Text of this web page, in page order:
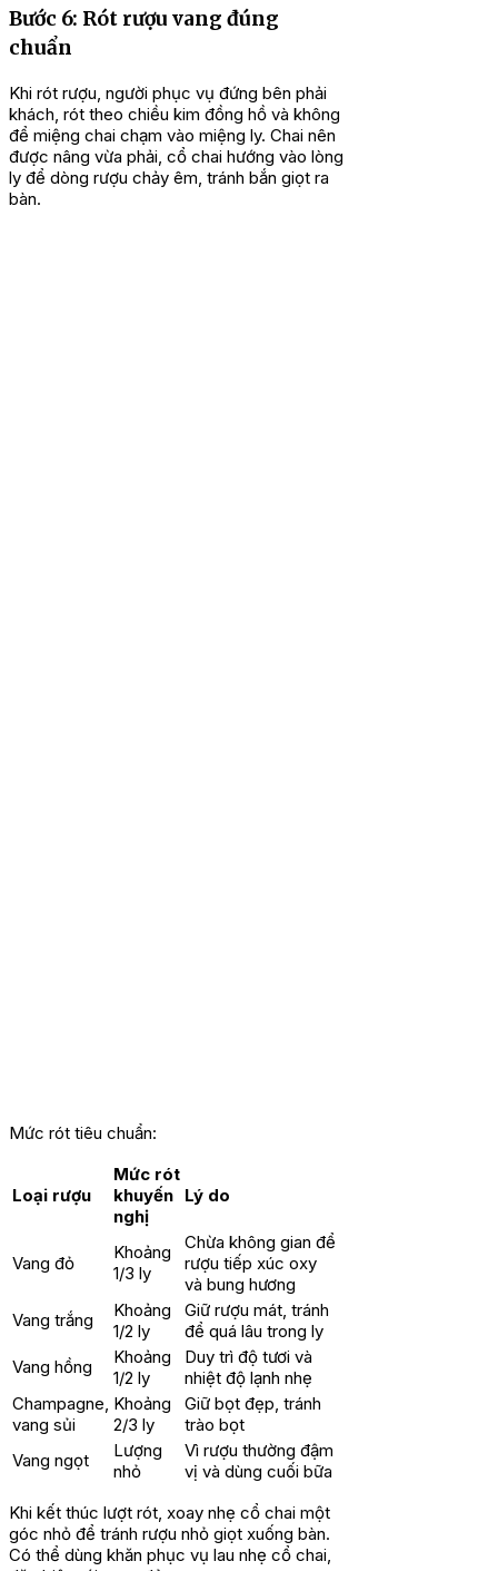
Bước 6: Rót rượu vang đúng
chuẩn
Khi rót rượu, người phục vụ đứng bên phải
khách, rót theo chiều kim đồng hồ và không
để miệng chai chạm vào miệng ly. Chai nên
được nâng vừa phải, cổ chai hướng vào lòng
ly để dòng rượu chảy êm, tránh bắn giọt ra
bàn.
Mức rót tiêu chuẩn:
Loại rượu
Mức rót
khuyến
nghị
Lý do
Vang đỏ
Khoảng
1/3 ly
Chừa không gian để
rượu tiếp xúc oxy
và bung hương
Vang trắng
Khoảng
1/2 ly
Giữ rượu mát, tránh
để quá lâu trong ly
Vang hồng
Khoảng
1/2 ly
Duy trì độ tươi và
nhiệt độ lạnh nhẹ
Champagne,
vang sủi
Khoảng
2/3 ly
Giữ bọt đẹp, tránh
trào bọt
Vang ngọt
Lượng
nhỏ
Vì rượu thường đậm
vị và dùng cuối bữa
Khi kết thúc lượt rót, xoay nhẹ cổ chai một
góc nhỏ để tránh rượu nhỏ giọt xuống bàn.
Có thể dùng khăn phục vụ lau nhẹ cổ chai,